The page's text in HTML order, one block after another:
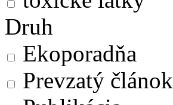
Druh
Ekoporadňa
Prevzatý článok